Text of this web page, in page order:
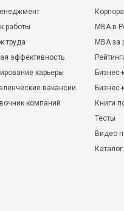
работы
труда
эффективность
карьеры
вакансии
компаний
MBA в
MBA
Бизнес-
Книги
Тесты
Видео